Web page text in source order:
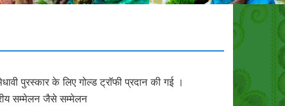
पुरस्कार के लिए गोल्ड ट्रॉफी प्रदान की गई ।
सम्मेलन जैसे सम्मेलन